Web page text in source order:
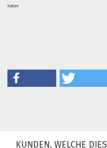
haben
KUNDEN, WELCHE